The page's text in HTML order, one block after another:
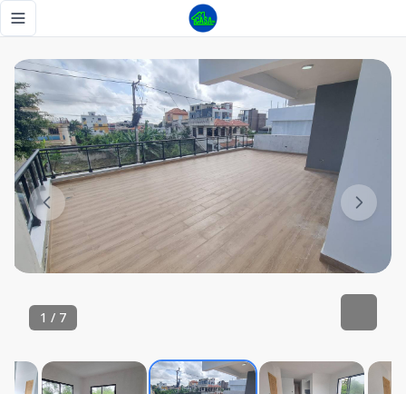
Toggle navigation menu
1 / 7
2da con Terraza Nuevo Amanecer, Zona Orintal Oriental -